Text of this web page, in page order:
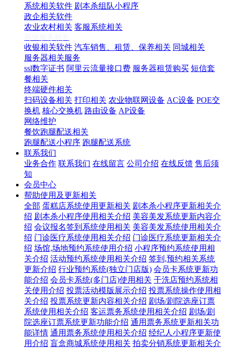
系统相关软件 剧本杀组队小程序
政企相关软件
农业农村相关 客服系统相关
收银相关软件 汽车销售、租赁、保养相关 同城相关
服务器相关服务
ssl数字证书 阿里云流量接口费 服务器租赁购买 短信套
餐相关
终端硬件相关
扫码设备相关 打印相关 农业物联网设备 AC设备 POE交
换机 核心交换机 路由设备 AP设备
网络维护
餐饮跑腿配送相关
跑腿配送小程序 跑腿配送系统
联系我们
业务合作 联系我们 在线留言 公司介绍 在线反馈 售后须
知
会员中心
帮助使用及更新相关
全部 蛋糕店系统使用更新相关 剧本杀小程序更新相关介
绍 剧本杀小程序使用相关介绍 美容美发系统更新内容介
绍 会议报名签到系统使用相关 美容美发系统使用相关介
绍 门诊医疗系统使用相关介绍 门诊医疗系统更新相关介
绍 场馆,场地预约系统使用介绍 小程序预约系统使用相
关介绍 活动预约系统使用相关介绍 签到,预约相关系统
更新介绍 行业预约系统(独立门店版) 会员卡系统更新功
能介绍 会员卡系统(多门店)使用相关 干洗店预约系统相
关使用介绍 投票活动模版展示介绍 投票系统操作使用相
关介绍 投票系统更新内容相关介绍 剧场/剧院选座订票
系统使用相关介绍 客运票务系统使用相关介绍 剧场/剧
院选座订票系统更新功能介绍 通用票务系统更新相关功
能详情 通用票务系统使用相关介绍 经纪人小程序更新使
用介绍 盲盒商城系统使用相关 拍卖分销系统更新相关介